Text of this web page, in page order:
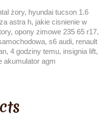
żory, hyundai tucson 1.6
astra h, jakie cisnienie w
opony zimowe 235 65 r17,
s6 audi, renault
4 godziny temu, insignia lift,
akumulator agm